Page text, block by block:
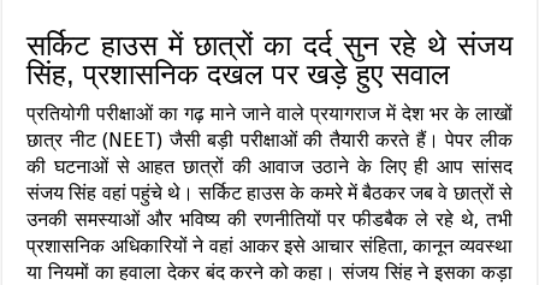
सर्किट हाउस में छात्रों का दर्द सुन रहे थे संजय
सिंह, प्रशासनिक दखल पर खड़े हुए सवाल
प्रतियोगी परीक्षाओं का गढ़ माने जाने वाले प्रयागराज में देश भर के लाखों
छात्र नीट (NEET) जैसी बड़ी परीक्षाओं की तैयारी करते हैं। पेपर लीक
की घटनाओं से आहत छात्रों की आवाज उठाने के लिए ही आप सांसद
संजय सिंह वहां पहुंचे थे। सर्किट हाउस के कमरे में बैठकर जब वे छात्रों से
उनकी समस्याओं और भविष्य की रणनीतियों पर फीडबैक ले रहे थे, तभी
प्रशासनिक अधिकारियों ने वहां आकर इसे आचार संहिता, कानून व्यवस्था
या नियमों का हवाला देकर बंद करने को कहा। संजय सिंह ने इसका कड़ा